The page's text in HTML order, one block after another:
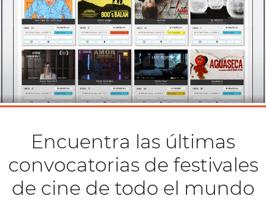
Encuentra las últimas
convocatorias de festivales
de cine de todo el mundo